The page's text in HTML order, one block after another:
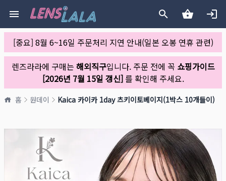
[중요] 8월 6~16일 주문처리 지연 안내(일본 오봉 연휴 관련)
렌즈라라에 구매는 해외직구입니다. 주문 전에 꼭 쇼핑가이드
[2026년 7월 15일 갱신]를 확인해 주세요.
홈 원데이 Kaica 카이카 1day 츠키이토베이지(1박스 10개들이)